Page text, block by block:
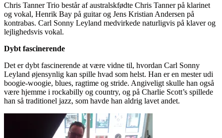
Chris Tanner Trio består af australskfødte Chris Tanner på klarinet
og vokal, Henrik Bay på guitar og Jens Kristian Andersen på
kontrabas. Carl Sonny Leyland medvirkede naturligvis på klaver og
lejlighedsvis vokal.
Dybt fascinerende
Det er dybt fascinerende at være vidne til, hvordan Carl Sonny
Leyland øjensynlig kan spille hvad som helst. Han er en mester udi
boogie-woogie, blues, ragtime og stride. Angiveligt skulle han også
være hjemme i rockabilly og country, og på Charlie Scott’s spillede
han så traditionel jazz, som havde han aldrig lavet andet.